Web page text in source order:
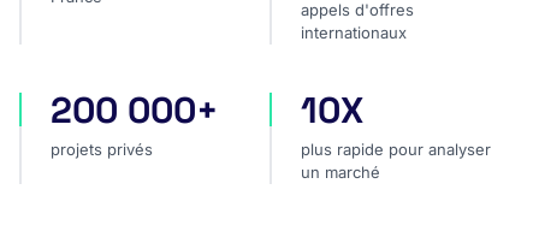
appels d'offres
internationaux
projets privés
200 000+
projets privés
plus rapide pour analyser
10X
plus rapide pour analyser
un marché